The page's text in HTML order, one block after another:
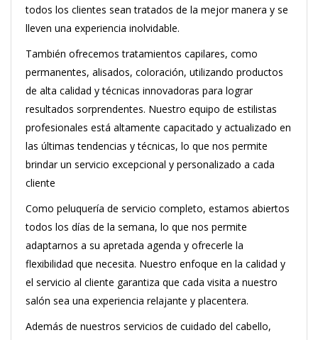
todos los clientes sean tratados de la mejor manera y se
lleven una experiencia inolvidable.
También ofrecemos tratamientos capilares, como
permanentes, alisados, coloración, utilizando productos
de alta calidad y técnicas innovadoras para lograr
resultados sorprendentes. Nuestro equipo de estilistas
profesionales está altamente capacitado y actualizado en
las últimas tendencias y técnicas, lo que nos permite
brindar un servicio excepcional y personalizado a cada
cliente
Como peluquería de servicio completo, estamos abiertos
todos los días de la semana, lo que nos permite
adaptarnos a su apretada agenda y ofrecerle la
flexibilidad que necesita. Nuestro enfoque en la calidad y
el servicio al cliente garantiza que cada visita a nuestro
salón sea una experiencia relajante y placentera.
Además de nuestros servicios de cuidado del cabello,